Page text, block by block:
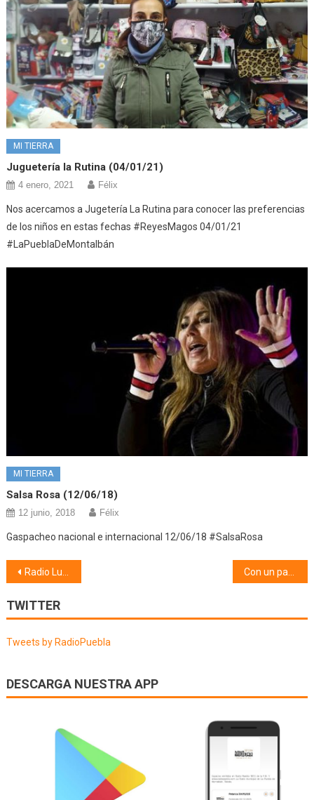
MI TIERRA
Juguetería la Rutina (04/01/21)
4 enero, 2021 Félix
Nos acercamos a Jugetería La Rutina para conocer las preferencias
de los niños en estas fechas #ReyesMagos 04/01/21
#LaPueblaDeMontalbán
MI TIERRA
Salsa Rosa (12/06/18)
12 junio, 2018 Félix
Gaspacheo nacional e internacional 12/06/18 #SalsaRosa
Navegación
de
entradas
Radio Lucena (25/05/26)
TWITTER
Tweets by RadioPuebla
DESCARGA NUESTRA APP